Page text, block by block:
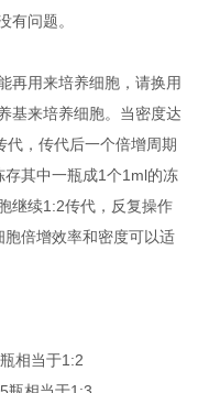
有问题。
再用来培养细胞，请换用
基来培养细胞。当密度达
代，传代后一个倍增周期
其中一瓶成1个1ml的冻
继续1:2传代，反复操作
倍增效率和密度可以适
相当于1:2